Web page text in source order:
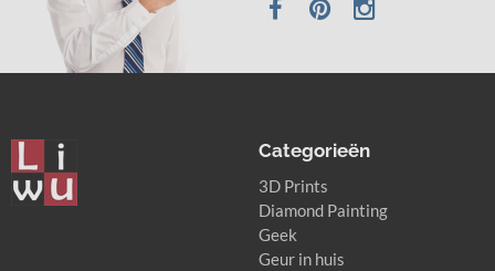
Categorieën
3D Prints
Diamond Painting
Geek
Geur in huis